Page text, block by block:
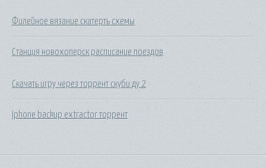
Филейное вязание скатерть схемы
Станция новохоперск расписание поездов
Скачать игру через торрент скуби ду 2
Iphone backup extractor торрент